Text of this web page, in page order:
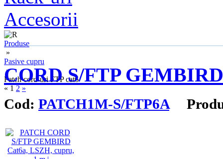
Accesorii
Produse
»
Pasive cupru
»
Patch cord-uri FTP cat6
« 1 2 »
CORD S/FTP
Cod: PATCH1M-S/FTP6A